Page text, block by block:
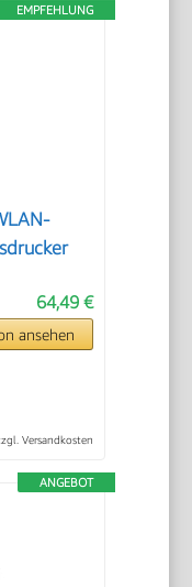
EMPFEHLUNG
64,49 €
ansehen
Versandkosten
ANGEBOT